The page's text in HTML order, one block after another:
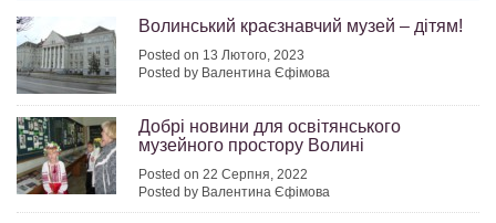
Волинський краєзнавчий музей – дітям!
Posted on 13 Лютого, 2023
Posted by Валентина Єфімова
Добрі новини для освітянського
музейного простору Волині
Posted on 22 Серпня, 2022
Posted by Валентина Єфімова